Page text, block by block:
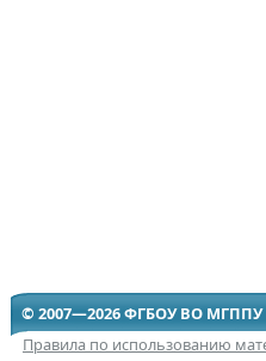
© 2007—2026 ФГБОУ ВО МГППУ
Правила по использованию